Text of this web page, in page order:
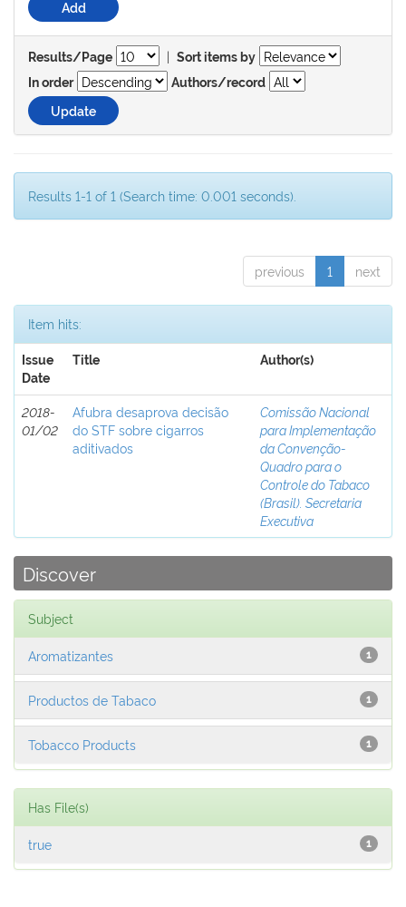
Results/Page | Sort items by
In order
Authors/record
Results 1-1 of 1 (Search time: 0.001 seconds).
previous 1 next
Item hits:
Issue
Date
Title Author(s)
2018-
01/02
Afubra desaprova decisão
do STF sobre cigarros
aditivados
Comissão Nacional
para Implementação
da Convenção-
Quadro para o
Controle do Tabaco
(Brasil). Secretaria
Executiva
Discover
Subject
1
Aromatizantes
1
Productos de Tabaco
1
Tobacco Products
Has File(s)
1
true